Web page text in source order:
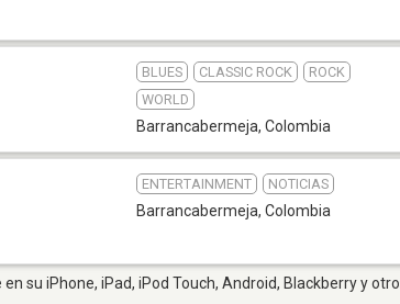
BLUES CLASSIC ROCK
ROCK
WORLD
Barrancabermeja, Colombia
ENTERTAINMENT NOTICIAS
Barrancabermeja, Colombia
su iPhone, iPad, iPod Touch, Android, Blackberry y